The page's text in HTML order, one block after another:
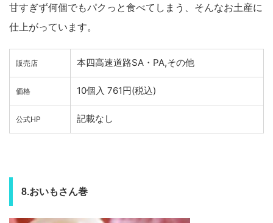
甘すぎず何個でもパクっと食べてしまう、そんなお土産に
仕上がっています。
販売店 本四高速道路SA・PA,その他
価格 10個入 761円(税込)
公式HP 記載なし
8.おいもさん巻